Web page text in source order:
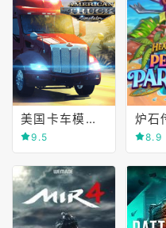
美国卡车模拟(American Truck Simulator)
9.5 8.9